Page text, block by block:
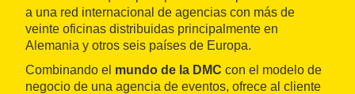
a una red internacional de agencias con más de
veinte oficinas distribuidas principalmente en
Alemania y otros seis países de Europa.
Combinando el mundo de la DMC con el modelo de
negocio de una agencia de eventos, ofrece al cliente